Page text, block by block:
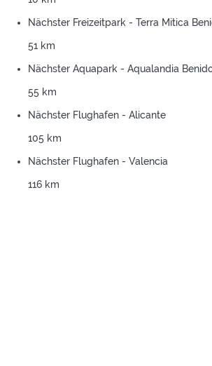
Nächster Freizeitpark - Terra Mitica
51 km
Nächster Aquapark - Aqualandia
55 km
Nächster Flughafen - Alicante
105 km
Nächster Flughafen - Valencia
116 km